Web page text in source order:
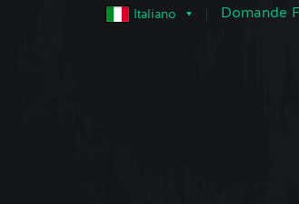
Italiano Domande